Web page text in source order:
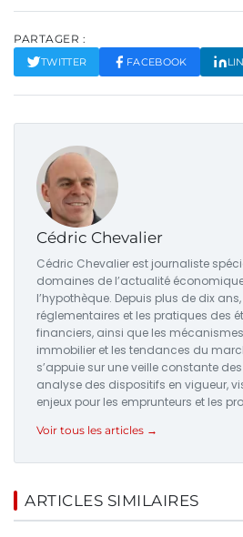
PARTAGER :
TWITTER FACEBOOK
Cédric Chevalier
Cédric Chevalier est journaliste
domaines de l’actualité
l’hypothèque. Depuis plus de dix
réglementaires et les pratiques des
financiers, ainsi que les
immobilier et les tendances du
s’appuie sur une veille constante
analyse des dispositifs en vigueur,
enjeux pour les emprunteurs et les
Voir tous les articles →
ARTICLES SIMILAIRES